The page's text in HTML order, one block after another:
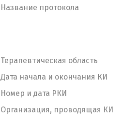
Название протокола
Терапевтическая область
Дата начала и окончания КИ
Номер и дата РКИ
Организация, проводящая КИ